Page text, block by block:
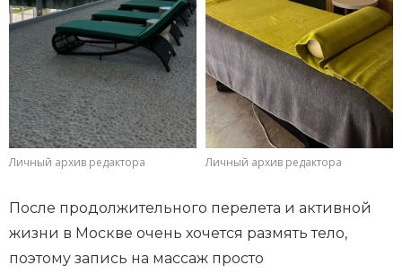
Личный архив редактора Личный архив редактора
После продолжительного перелета и активной
жизни в Москве очень хочется размять тело,
поэтому запись на массаж просто